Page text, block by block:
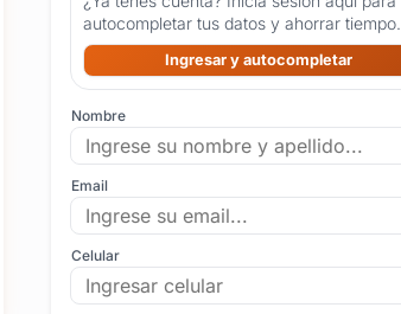
autocompletar tus datos y ahorrar tiempo.
Ingresar y autocompletar
Nombre
Email
Celular